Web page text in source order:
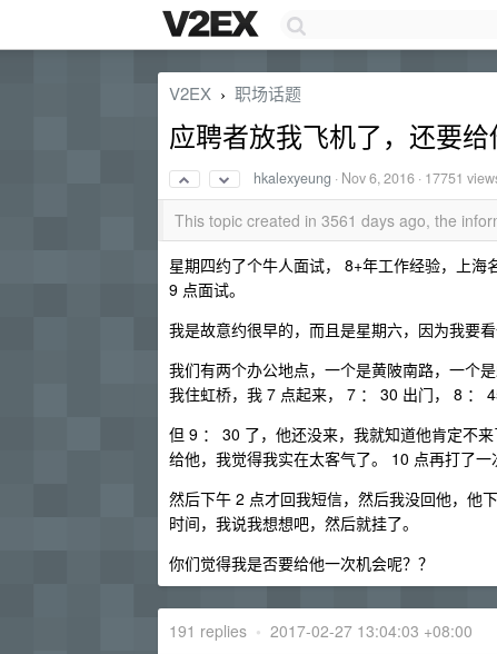
V2EX › 职场话题
应聘者放我飞机了，还要给
hkalexyeung · Nov 6, 2016 · 17751
This topic created in 3561 days ago, the
星期四约了个牛人面试， 8+年工作经验，上
9 点面试。
我是故意约很早的，而且是星期六，因为我要
我们有两个办公地点，一个是黄陂南路，一个
我住虹桥，我 7 点起来， 7 ： 30 出门， 8 ：
但 9 ： 30 了，他还没来，我就知道他肯定不
给他，我觉得我实在太客气了。 10 点再打了一
然后下午 2 点才回我短信，然后我没回他，他
时间，我说我想想吧，然后就挂了。
你们觉得我是否要给他一次机会呢？？
191 replies • 2017-02-27 13:04:03 +08:00